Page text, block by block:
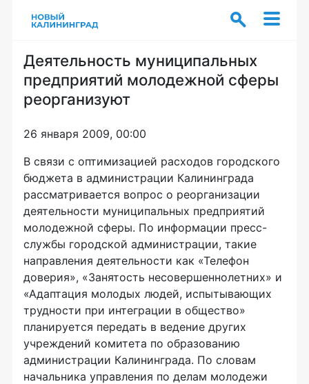
Деятельность муниципальных
предприятий молодежной сферы
реорганизуют
26 января 2009, 00:00
В связи с оптимизацией расходов городского
бюджета в администрации Калининграда
рассматривается вопрос о реорганизации
деятельности муниципальных предприятий
молодежной сферы. По информации пресс-
службы городской администрации, такие
направления деятельности как «Телефон
доверия», «Занятость несовершеннолетних» и
«Адаптация молодых людей, испытывающих
трудности при интеграции в общество»
планируется передать в ведение других
учреждений комитета по образованию
администрации Калининграда. По словам
начальника управления по делам молодежи